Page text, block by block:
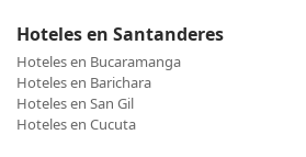
Hoteles en Santanderes
Hoteles en Bucaramanga
Hoteles en Barichara
Hoteles en San Gil
Hoteles en Cucuta